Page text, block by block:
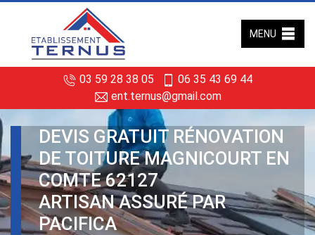
03 59 28 38 05
06 35 43 69 44
ent.ternus@gmail.com
MENU
DEVIS GRATUIT RÉNOVATION
DE TOITURE MAGNICOURT EN
COMTE 62127
ARTISAN ASSURÉ PAR
PACIFICA